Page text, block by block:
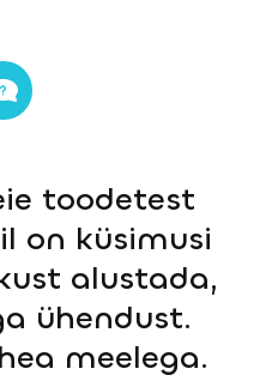
toodetest
on küsimusi
alustada,
ühendust.
meelega.